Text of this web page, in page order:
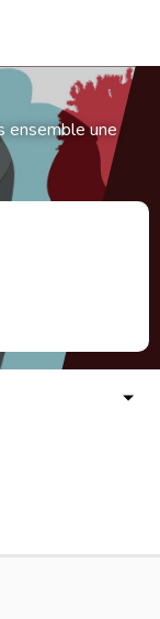
ensemble une